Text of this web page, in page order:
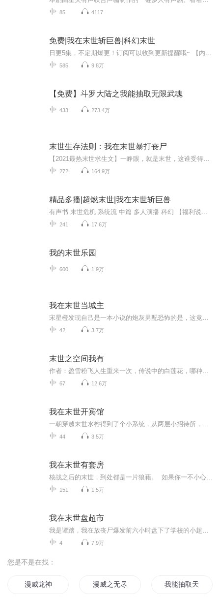
85 4117
免费|我在末世斩巨兽|科幻末世
585 9.8万
【免费】斗罗大陆之我能抽取无限武魂
433 273.4万
末世生存法则：我在末世暴打丧尸
272 164.9万
精品多播|超燃末世|我在末世斩巨兽
241 17.6万
我的末世乐园
600 1.9万
我在末世当城主
42 3.7万
末世之空间我有
67 12.6万
我在末世开宾馆
44 3.5万
我在末世有套房
151 1.5万
我在末世盘超市
4 7.9万
您是不是在找：
漫威龙神 漫威之无尽异能 我能抽取天赋